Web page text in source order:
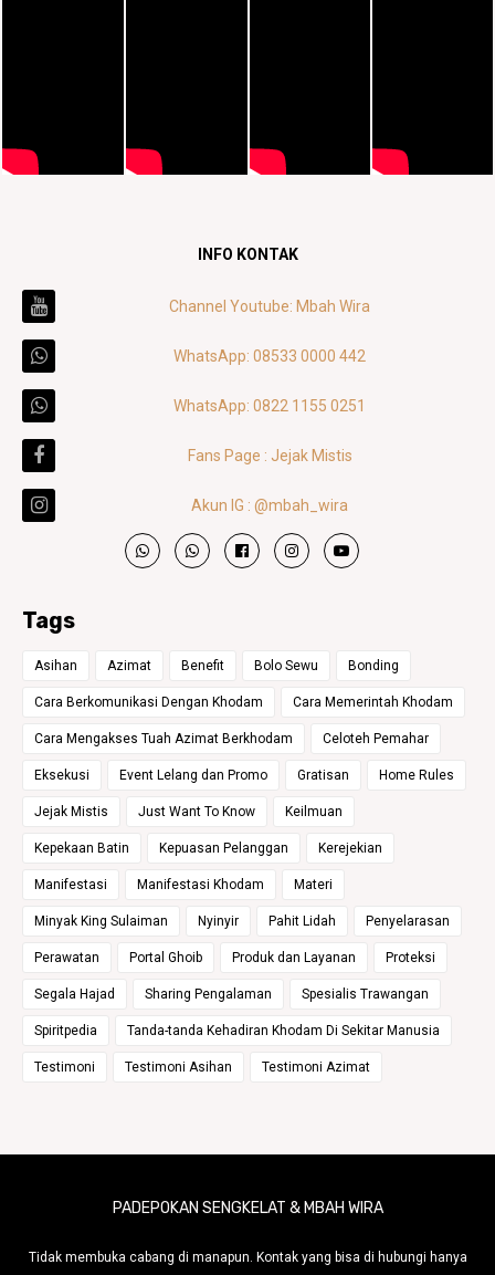
INFO KONTAK
Channel Youtube: Mbah Wira
WhatsApp: 08533 0000 442
WhatsApp: 0822 1155 0251
Fans Page : Jejak Mistis
Akun IG : @mbah_wira
Tags
Asihan Azimat Benefit Bolo Sewu Bonding
Cara Berkomunikasi Dengan Khodam Cara Memerintah Khodam
Cara Mengakses Tuah Azimat Berkhodam Celoteh Pemahar
Eksekusi Event Lelang dan Promo Gratisan Home Rules
Jejak Mistis Just Want To Know Keilmuan
Kepekaan Batin Kepuasan Pelanggan Kerejekian
Manifestasi Manifestasi Khodam Materi
Minyak King Sulaiman Nyinyir Pahit Lidah Penyelarasan
Perawatan Portal Ghoib Produk dan Layanan Proteksi
Segala Hajad Sharing Pengalaman Spesialis Trawangan
Spiritpedia Tanda-tanda Kehadiran Khodam Di Sekitar Manusia
Testimoni Testimoni Asihan Testimoni Azimat
PADEPOKAN SENGKELAT & MBAH WIRA
Tidak membuka cabang di manapun. Kontak yang bisa di hubungi hanya